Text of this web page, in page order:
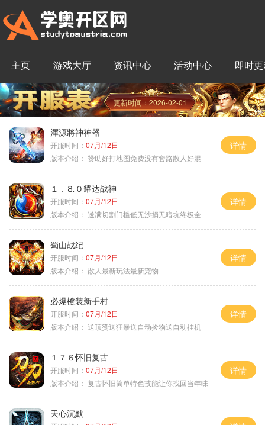
主页 游戏大厅 资讯中心 活动中心 即时
更新时间：2026-02-01
渾源將神神器
开服时间： 07月/12日
版本介绍： 赞助好打地图免费没有套路散人好混
详情
１．⒏０耀达战神
开服时间： 07月/12日
版本介绍： 送满切割门槛低无沙捐无暗坑终极全
详情
蜀山战纪
开服时间： 07月/12日
版本介绍： 散人最新玩法最新宠物
详情
必爆橙装新手村
开服时间： 07月/12日
版本介绍： 送顶赞送狂暴送自动捡物送自动挂机
详情
１７６怀旧复古
开服时间： 07月/12日
版本介绍： 复古怀旧简单特色技能让你找回当年味
详情
天心沉默